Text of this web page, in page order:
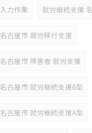
入力作業 就労継続支援
名古屋市 就労移行支援
名古屋市 障害者 就労支援
名古屋市 就労継続支援B型
名古屋市 就労継続支援A型